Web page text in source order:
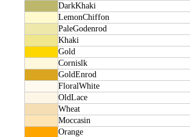
DarkKhaki
LemonChiffon
PaleGodenrod
Khaki
Gold
Cornislk
GoldEnrod
FloralWhite
OldLace
Wheat
Moccasin
Orange